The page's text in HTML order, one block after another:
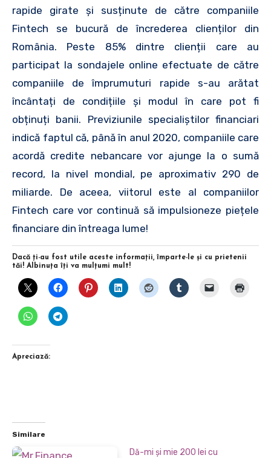
rapide girate și susținute de către companiile
Fintech se bucură de încrederea clienților din
România. Peste 85% dintre clienții care au
participat la sondajele online efectuate de către
companiile de împrumuturi rapide s-au arătat
încântați de condițiile și modul în care pot fi
obținuți banii. Previziunile specialiștilor financiari
indică faptul că, până în anul 2020, companiile care
acordă credite nebancare vor ajunge la o sumă
record, la nivel mondial, pe aproximativ 290 de
miliarde. De aceea, viitorul este al companiilor
Fintech care vor continuă să impulsioneze piețele
financiare din întreaga lume!
Dacă ţi-au fost utile aceste informaţii, împarte-le şi cu prietenii
tăi! Albinuţa îţi va mulţumi mult!
Apreciază:
Similare
Dă-mi și mie 200 lei cu